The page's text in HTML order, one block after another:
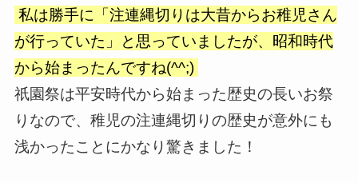
私は勝手に「注連縄切りは大昔からお稚児さん
が行っていた」と思っていましたが、昭和時代
から始まったんですね(^^;)
祇園祭は平安時代から始まった歴史の長いお祭
りなので、稚児の注連縄切りの歴史が意外にも
浅かったことにかなり驚きました！